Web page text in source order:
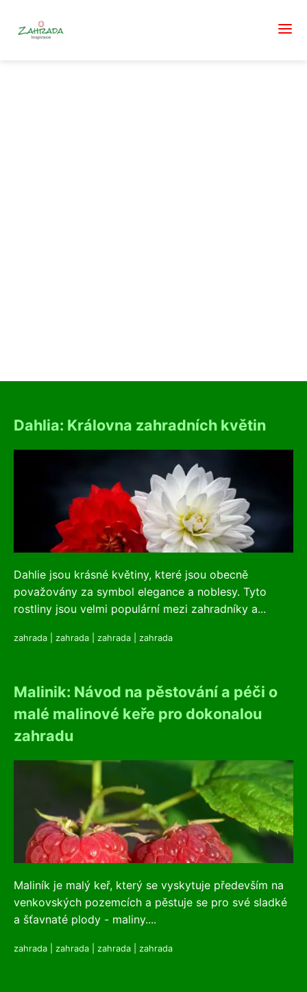
Dahlia: Královna zahradních květin
Dahlie jsou krásné květiny, které jsou obecně
považovány za symbol elegance a noblesy. Tyto
rostliny jsou velmi populární mezi zahradníky a...
zahrada zahrada zahrada zahrada
Malinik: Návod na pěstování a péči o
malé malinové keře pro dokonalou
zahradu
Maliník je malý keř, který se vyskytuje především na
venkovských pozemcích a pěstuje se pro své sladké
a šťavnaté plody - maliny....
zahrada zahrada zahrada zahrada